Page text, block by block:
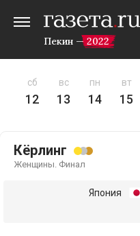
Пекин — 2022
сб
12
вс
13
пн
14
вт
15
Кёрлинг
Женщины. Финал
Япония